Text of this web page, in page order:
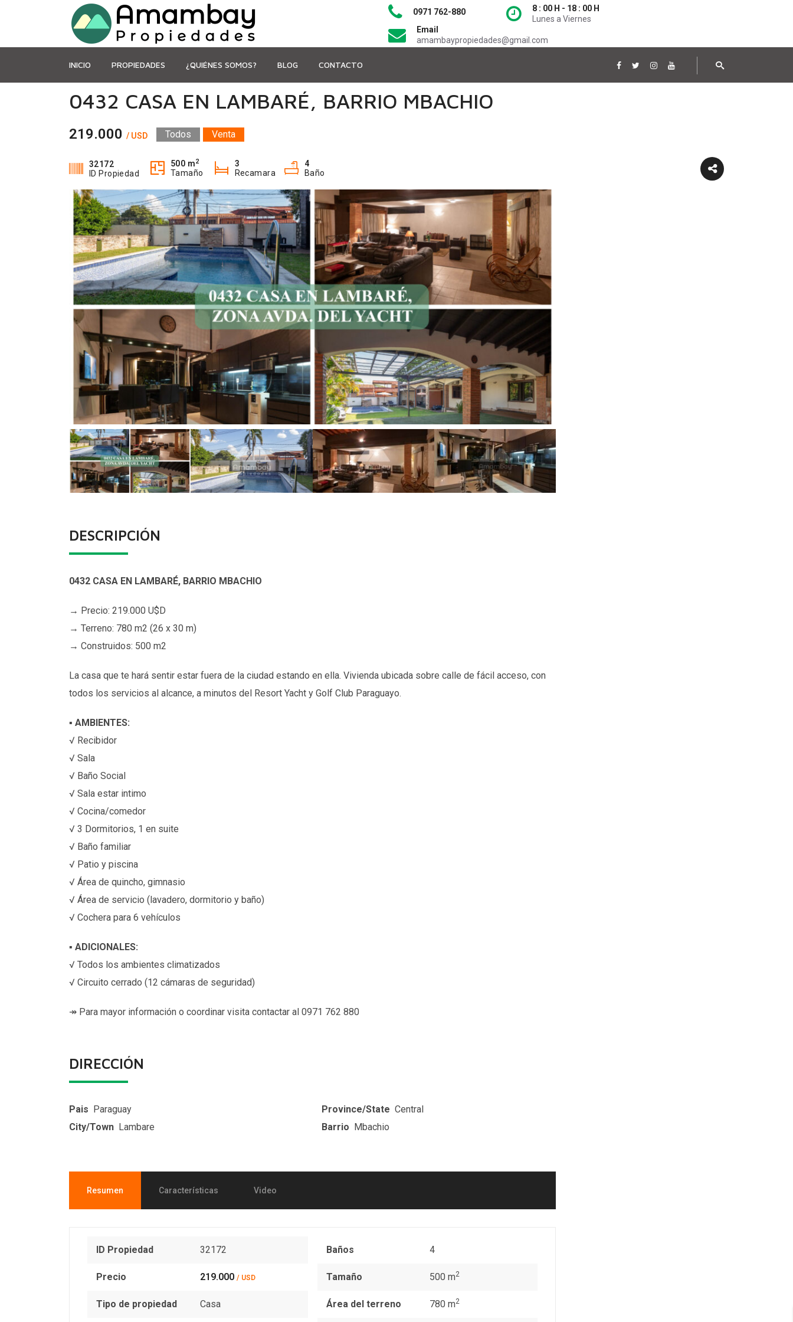
0971 762-880
8 : 00 H - 18 : 00 H
Lunes a Viernes
Email
amambaypropiedades@gmail.com
INICIO PROPIEDADES ¿QUIÉNES SOMOS? BLOG CONTACTO
0432 CASA EN LAMBARÉ, BARRIO MBACHIO
219.000 / USD Todos Venta
32172
ID Propiedad
500 m2
Tamaño
3
Recamara
4
Baño
DESCRIPCIÓN
0432 CASA EN LAMBARÉ, BARRIO MBACHIO
→ Precio: 219.000 U$D
→ Terreno: 780 m2 (26 x 30 m)
→ Construidos: 500 m2
La casa que te hará sentir estar fuera de la ciudad estando en ella. Vivienda ubicada sobre calle de fácil acceso, con
todos los servicios al alcance, a minutos del Resort Yacht y Golf Club Paraguayo.
▪ AMBIENTES:
√ Recibidor
√ Sala
√ Baño Social
√ Sala estar intimo
√ Cocina/comedor
√ 3 Dormitorios, 1 en suite
√ Baño familiar
√ Patio y piscina
√ Área de quincho, gimnasio
√ Área de servicio (lavadero, dormitorio y baño)
√ Cochera para 6 vehículos
▪ ADICIONALES:
√ Todos los ambientes climatizados
√ Circuito cerrado (12 cámaras de seguridad)
↠ Para mayor información o coordinar visita contactar al 0971 762 880
DIRECCIÓN
Pais Paraguay Province/State Central
City/Town Lambare Barrio Mbachio
Resumen Características Video
ID Propiedad 32172
Precio 219.000 / USD
Tipo de propiedad Casa
Baños 4
Tamaño 500 m2
Área del terreno 780 m2